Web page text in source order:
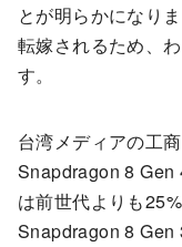
とが明らかになり
転嫁されるため、
す。
台湾メディアの工
Snapdragon 8 Gen
は前世代よりも
Snapdragon 8 Gen